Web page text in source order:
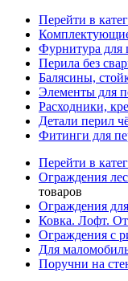
Перейти в
Фурнитура для
Перила без
Балясины,
Элементы для
Расходники,
Детали перил
Фитинги для
Перейти в
Ограждения
товаров
Ограждения
Ковка. Лофт.
Ограждения с
Для
Поручни на